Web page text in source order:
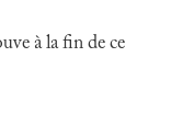
à la fin de ce